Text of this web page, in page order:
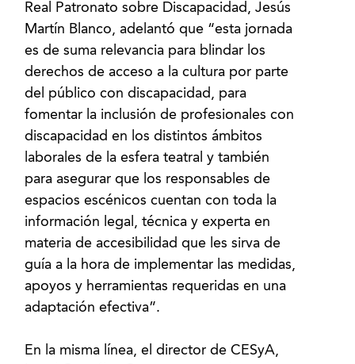
Real Patronato sobre Discapacidad, Jesús
Martín Blanco, adelantó que “esta jornada
es de suma relevancia para blindar los
derechos de acceso a la cultura por parte
del público con discapacidad, para
fomentar la inclusión de profesionales con
discapacidad en los distintos ámbitos
laborales de la esfera teatral y también
para asegurar que los responsables de
espacios escénicos cuentan con toda la
información legal, técnica y experta en
materia de accesibilidad que les sirva de
guía a la hora de implementar las medidas,
apoyos y herramientas requeridas en una
adaptación efectiva”.
En la misma línea, el director de CESyA,